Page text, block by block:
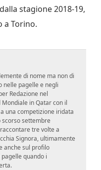
stagione 2018-19,
a Torino.
di nome ma non di
nelle pagelle e negli
Redazione nel
in Qatar con il
una competizione iridata
settembre
tre volte a
Signora, ultimamente
anche sul profilo
quando i